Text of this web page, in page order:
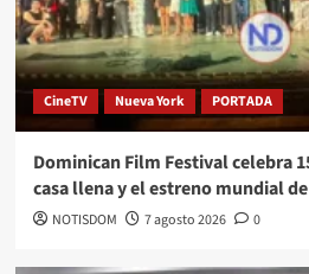
CineTV Nueva York PORTADA
Dominican Film Festival celebra
casa llena y el estreno mundial
NOTISDOM 7 agosto 2026 0